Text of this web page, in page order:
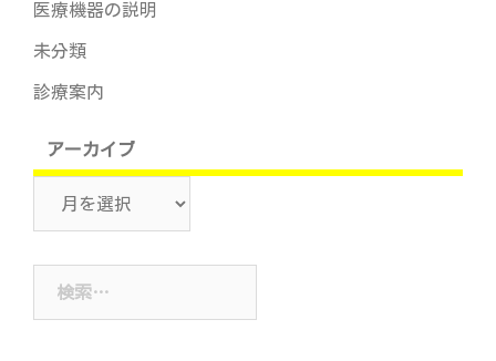
医療機器の説明
未分類
診療案内
アーカイブ